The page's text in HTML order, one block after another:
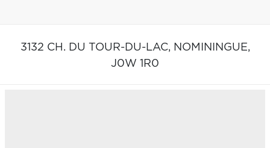
3132 CH. DU TOUR-DU-LAC, NOMININGUE,
J0W 1R0